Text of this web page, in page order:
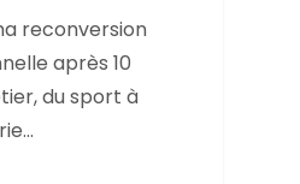
reconversion
après 10
du sport à